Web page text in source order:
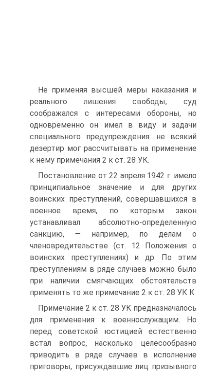
Не применяя высшей меры наказания и
реального лишения свободы, суд
соображался с интересами обороны, но
одновременно он имел в виду и задачи
специального предупреждения: не всякий
дезертир мог рассчитывать на применение
к нему примечания 2 к ст. 28 УК.
Постановление от 22 апреля 1942 г. имело
принципиальное значение и для других
воинских преступлений, совершавшихся в
военное время, по которым закон
устанавливал абсолютно-определенную
санкцию, — например, по делам о
членовредительстве (ст. 12 Положения о
воинских преступлениях) и др. По этим
преступлениям в ряде случаев можно было
при наличии смягчающих обстоятельств
применять то же примечание 2 к ст. 28 УК К
Примечание 2 к ст. 28 УК предназначалось
для применения к военнослужащим. Но
перед советской юстицией естественно
встал вопрос, насколько целесообразно
приводить в ряде случаев в исполнение
приговоры, присуждавшие лиц призывного